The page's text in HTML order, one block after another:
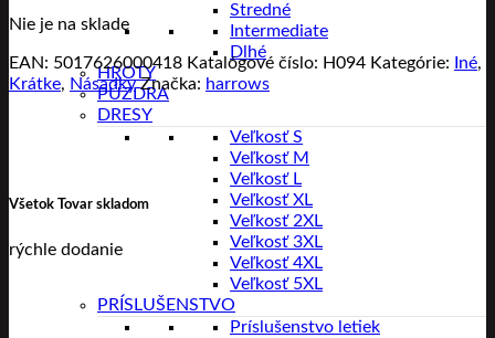
Stredné
Intermediate
Dlhé
HROTY
PÚZDRA
DRESY
Veľkosť S
Veľkosť M
Veľkosť L
Veľkosť XL
Veľkosť 2XL
Veľkosť 3XL
Veľkosť 4XL
Veľkosť 5XL
PRÍSLUŠENSTVO
Príslušenstvo letiek
Nie je na sklade
EAN: 5017626000418 Katalógové číslo: H094 Kategórie: Iné,
Krátke, Násadky Značka: harrows
Všetok Tovar skladom
rýchle dodanie